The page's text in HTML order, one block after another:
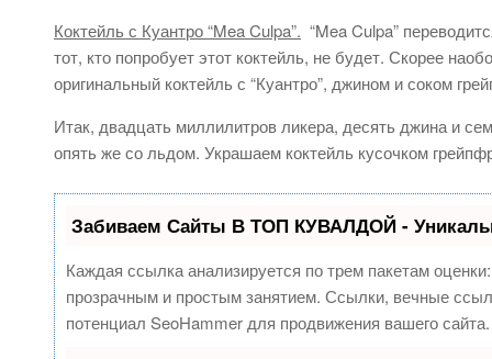
Коктейль с Куантро “Mea Culpa”. “Mea Culpa”
тот, кто попробует этот коктейль, не будет. Скорее
оригинальный коктейль с “Куантро”, джином и соком
Итак, двадцать миллилитров ликера, десять джина и
опять же со льдом. Украшаем коктейль кусочком
Забиваем Сайты В ТОП КУВАЛДОЙ -
Каждая ссылка анализируется по трем пакетам
прозрачным и простым занятием. Ссылки, вечные
потенциал SeoHammer для продвижения вашего сайта.